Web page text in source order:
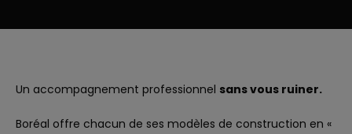
Un accompagnement professionnel sans vous ruiner.
Boréal offre chacun de ses modèles de construction en «